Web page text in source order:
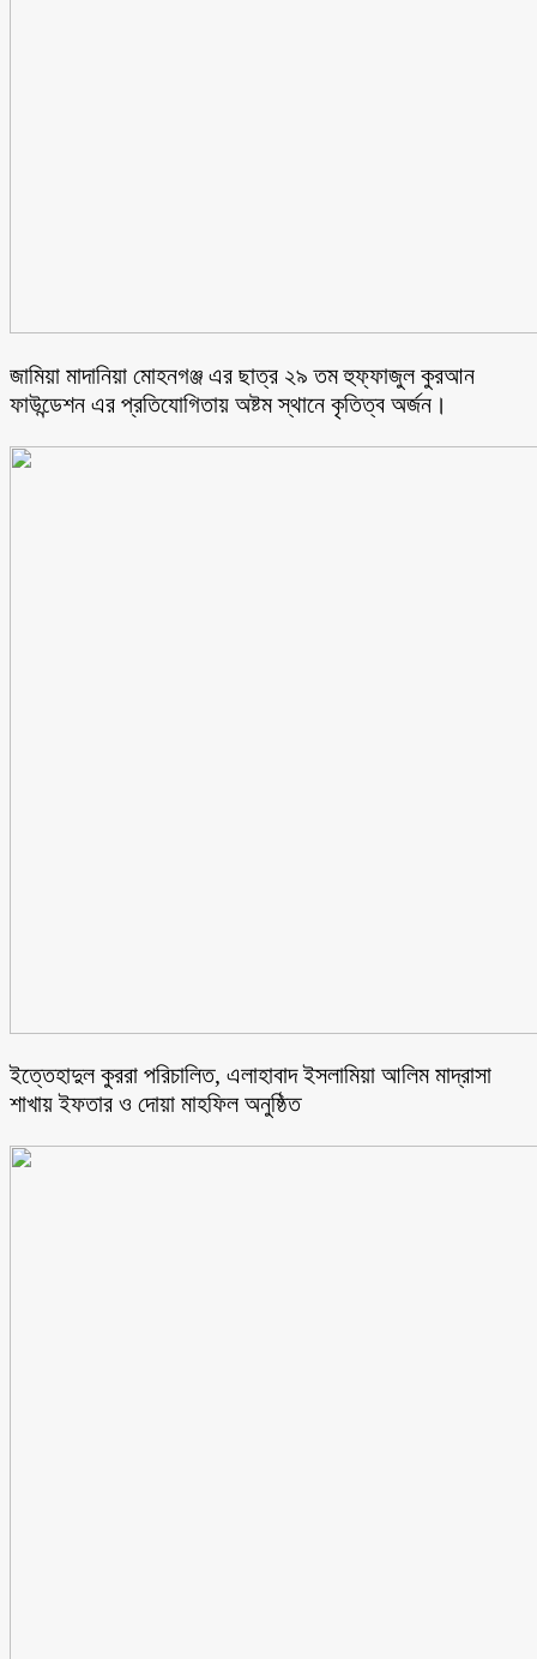
জামিয়া মাদানিয়া মোহনগঞ্জ এর ছাত্র ২৯ তম হুফ্ফাজুল কুরআন
ফাউন্ডেশন এর প্রতিযোগিতায় অষ্টম স্থানে কৃতিত্ব অর্জন।
ইত্তেহাদুল কুররা পরিচালিত, এলাহাবাদ ইসলামিয়া আলিম মাদ্রাসা
শাখায় ইফতার ও দোয়া মাহফিল অনুষ্ঠিত